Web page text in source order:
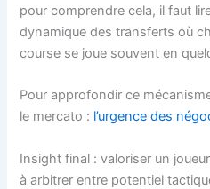
pour comprendre cela, il faut
dynamique des transferts où
course se joue souvent en
Pour approfondir ce
le mercato : l’urgence des
Insight final : valoriser un
à arbitrer entre potentiel